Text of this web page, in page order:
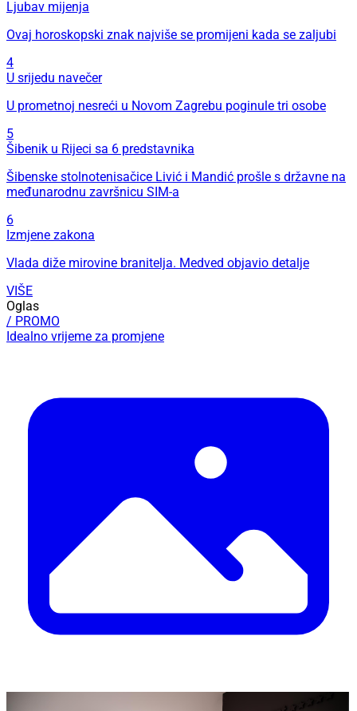
Ljubav mijenja
Ovaj horoskopski znak najviše se promijeni kada se zaljubi
4
U srijedu navečer
U prometnoj nesreći u Novom Zagrebu poginule tri osobe
5
Šibenik u Rijeci sa 6 predstavnika
Šibenske stolnotenisačice Livić i Mandić prošle s državne na
međunarodnu završnicu SIM-a
6
Izmjene zakona
Vlada diže mirovine branitelja. Medved objavio detalje
VIŠE
Oglas
/ PROMO
Idealno vrijeme za promjene